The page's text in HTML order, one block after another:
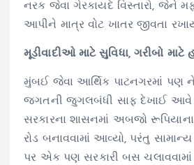
નરક જેવા ગેરકાયદે વિસ્તારો, જેને
આપીને માત્ર વોટ ખાતર જીવતા
મૂડીવાદીઓ માટે સુવિધા, ગરીબો માટે
મુંબઈ જેવા આર્થિક પાટનગરમાં પણ
જગતની જુગલબંધી સાફ દેખાઈ
સરકારના શાસનમાં અબજો
રોડ બનાવવામાં આવ્યો, પરંતુ
પર એક પણ સરકારી બસ